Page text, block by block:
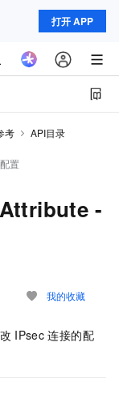
打开 APP
考
API目录
置
-
我的收藏
IPsec 连接的配